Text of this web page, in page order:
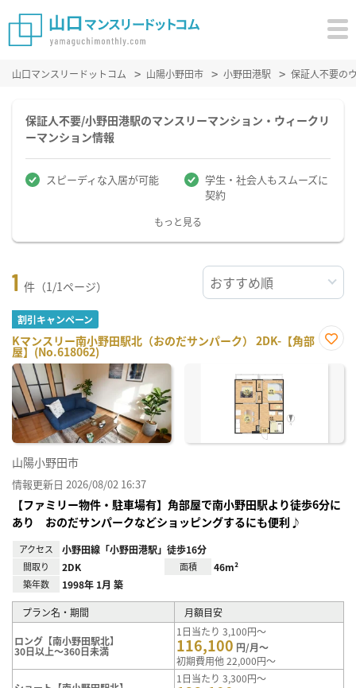
山口マンスリードットコム 山陽小野田市 小野田港駅 保証人不要の
保証人不要/小野田港駅のマンスリーマンション・ウィークリ
ーマンション情報
スピーディな入居が可能
学生・社会人もスムーズに
契約
もっと見る
1 件（1/1ページ）
割引キャンペーン
Kマンスリー南小野田駅北（おのだサンパーク） 2DK-【角部
屋】(No.618062)
に入
山陽小野田市
情報更新日 2026/08/02 16:37
【ファミリー物件・駐車場有】角部屋で南小野田駅より徒歩6分に
あり おのだサンパークなどショッピングするにも便利♪
アクセス 小野田線「小野田港駅」徒歩16分
間取り 2DK 面積 46m²
築年数 1998年 1月 築
プラン名・期間 月額目安
ロング【南小野田駅北】
30日以上～360日未満
1日当たり 3,100円～
116,100 円/月～
初期費用他 22,000円～
1日当たり 3,300円～